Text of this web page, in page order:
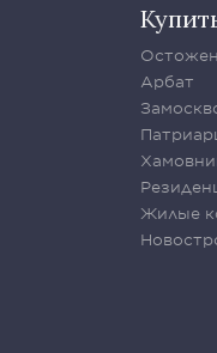
Арбат
Жилые